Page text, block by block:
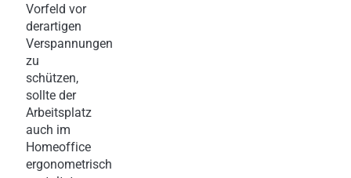
Vorfeld vor
derartigen
Verspannungen
zu
schützen,
sollte der
Arbeitsplatz
auch im
Homeoffice
ergonometrisch